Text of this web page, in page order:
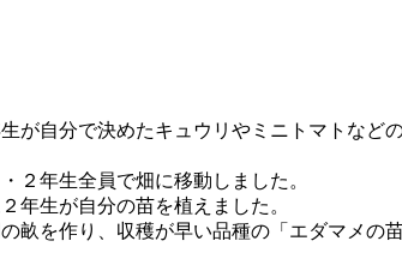
が自分で決めたキュウリやミニトマトなど
２年生全員で畑に移動しました。
年生が自分の苗を植えました。
畝を作り、収穫が早い品種の「エダマメの